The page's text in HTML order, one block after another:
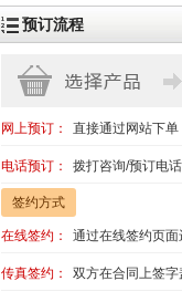
预订流程
网上预订： 直接通过网站下单
电话预订： 拨打咨询/预订电
签约方式
在线签约： 通过在线签约页
传真签约： 双方在合同上签字